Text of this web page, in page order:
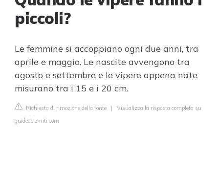
piccoli?
Le femmine si accoppiano ogni due anni, tra
aprile e maggio. Le nascite avvengono tra
agosto e settembre e le vipere appena nate
misurano tra i 15 e i 20 cm.
Richiesta di rimozione della fonte | Visualizza la risposta completa su
guidedolomiti.com